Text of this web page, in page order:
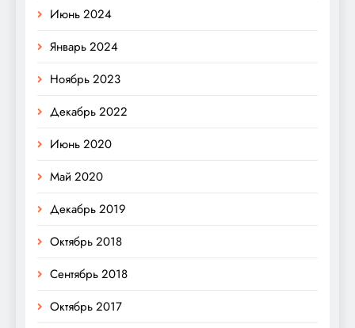
Июнь 2024
Январь 2024
Ноябрь 2023
Декабрь 2022
Июнь 2020
Май 2020
Декабрь 2019
Октябрь 2018
Сентябрь 2018
Октябрь 2017